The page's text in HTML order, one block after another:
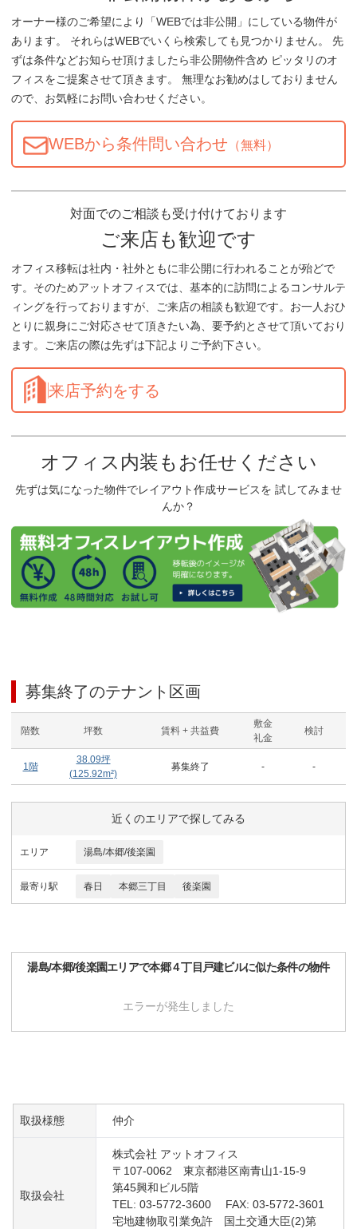
オーナー様のご希望により「WEBでは非公開」にしている物件が
あります。 それらはWEBでいくら検索しても見つかりません。 先
ずは条件などお知らせ頂けましたら非公開物件含め ピッタリのオ
フィスをご提案させて頂きます。 無理なお勧めはしておりません
ので、お気軽にお問い合わせください。
WEBから条件問い合わせ （無料）
対面でのご相談も受け付けております
ご来店も歓迎です
オフィス移転は社内・社外ともに非公開に行われることが殆どで
す。そのためアットオフィスでは、基本的に訪問によるコンサルテ
ィングを行っておりますが、ご来店の相談も歓迎です。お一人おひ
とりに親身にご対応させて頂きたい為、要予約とさせて頂いており
ます。ご来店の際は先ずは下記よりご予約下さい。
来店予約をする
オフィス内装もお任せください
先ずは気になった物件でレイアウト作成サービスを 試してみませ
んか？
募集終了のテナント区画
階数 坪数 賃料 + 共益費
敷金
礼金
検討
1階
38.09坪
(125.92m²)
募集終了 - -
近くのエリアで探してみる
エリア 湯島/本郷/後楽園
最寄り駅 春日 本郷三丁目 後楽園
湯島/本郷/後楽園エリアで本郷４丁目戸建ビルに似た条件の物件
エラーが発生しました
取扱様態 仲介
取扱会社
株式会社 アットオフィス
〒107-0062 東京都港区南青山1-15-9
第45興和ビル5階
TEL: 03-5772-3600 FAX: 03-5772-3601
宅地建物取引業免許 国土交通大臣(2)第